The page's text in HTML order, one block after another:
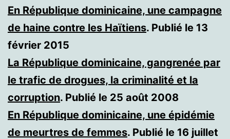
En République dominicaine, une campagne
de haine contre les Haïtiens. Publié le 13
février 2015
La République dominicaine, gangrenée par
le trafic de drogues, la criminalité et la
corruption. Publié le 25 août 2008
En République dominicaine, une épidémie
de meurtres de femmes. Publié le 16 juillet